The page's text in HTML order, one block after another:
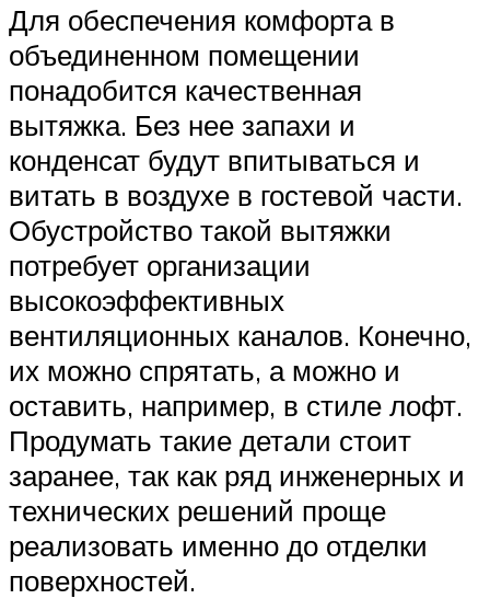
Для обеспечения комфорта в
объединенном помещении
понадобится качественная
вытяжка. Без нее запахи и
конденсат будут впитываться и
витать в воздухе в гостевой части.
Обустройство такой вытяжки
потребует организации
высокоэффективных
вентиляционных каналов. Конечно,
их можно спрятать, а можно и
оставить, например, в стиле лофт.
Продумать такие детали стоит
заранее, так как ряд инженерных и
технических решений проще
реализовать именно до отделки
поверхностей.